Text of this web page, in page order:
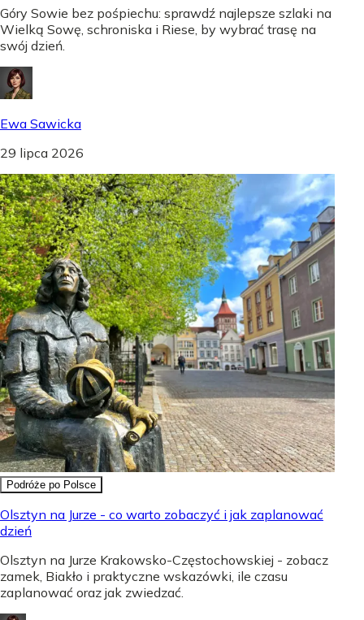
Góry Sowie bez pośpiechu: sprawdź najlepsze szlaki na
Wielką Sowę, schroniska i Riese, by wybrać trasę na
swój dzień.
Ewa Sawicka
29 lipca 2026
Podróże po Polsce
Olsztyn na Jurze - co warto zobaczyć i jak zaplanować
dzień
Olsztyn na Jurze Krakowsko-Częstochowskiej - zobacz
zamek, Biakło i praktyczne wskazówki, ile czasu
zaplanować oraz jak zwiedzać.